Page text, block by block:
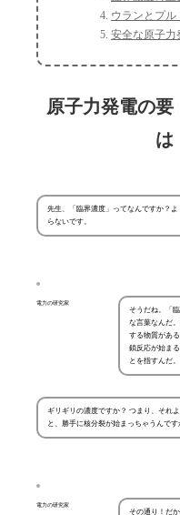
ウランとプ
安全な原子力
原子力発電の要
は
先生、「臨界濃度」ってなんですか？よ
らないです。
電力の研究家
そうだね。「
な言葉なんだ
する物質があ
鎖反応が始ま
とを指すんだ。
ギリギリの濃度ですか？ つまり、それ
と、勝手に核分裂が始まっちゃうんです
電力の研究家
その通り！だ